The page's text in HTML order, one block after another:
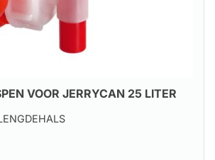
VOOR JERRYCAN 25 LITER